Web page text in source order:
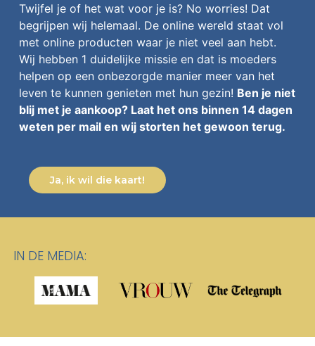
Twijfel je of het wat voor je is? No worries! Dat
begrijpen wij helemaal. De online wereld staat vol
met online producten waar je niet veel aan hebt.
Wij hebben 1 duidelijke missie en dat is moeders
helpen op een onbezorgde manier meer van het
leven te kunnen genieten met hun gezin! Ben je niet
blij met je aankoop? Laat het ons binnen 14 dagen
weten per mail en wij storten het gewoon terug.
Ja, ik wil die kaart!
IN DE MEDIA: